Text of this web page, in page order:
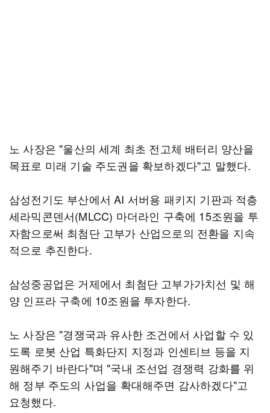
노 사장은 "울산의 세계 최초 전고체 배터리 양산을
목표로 미래 기술 주도권을 확보하겠다"고 말했다.
삼성전기도 부산에서 AI 서버용 패키지 기판과 적층
세라믹콘덴서(MLCC) 마더라인 구축에 15조원을 투
자함으로써 최첨단 고부가 산업으로의 전환을 지속
적으로 추진한다.
삼성중공업은 거제에서 최첨단 고부가가치선 및 해
양 인프라 구축에 10조원을 투자한다.
노 사장은 "경쟁국과 유사한 조건에서 사업할 수 있
도록 로봇 산업 특화단지 지정과 인센티브 등을 지
원해주기 바란다"며 "국내 조선업 경쟁력 강화를 위
해 정부 주도의 사업을 확대해주면 감사하겠다"고
요청했다.